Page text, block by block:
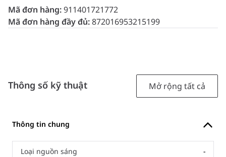
Mã đơn hàng:911401721772
Mã đơn hàng đầy đủ:872016953215199
Thông số kỹ thuật Mở rộng tất cả
Thông tin chung
Loại nguồn sáng -